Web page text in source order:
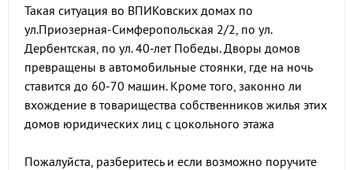
Такая ситуация во ВПИКовских домах по
ул.Приозерная-Симферопольская 2/2, по ул.
Дербентская, по ул. 40-лет Победы. Дворы домов
превращены в автомобильные стоянки, где на ночь
ставится до 60-70 машин. Кроме того, законно ли
вхождение в товарищества собственников жилья этих
домов юридических лиц с цокольного этажа
Пожалуйста, разберитесь и если возможно поручите